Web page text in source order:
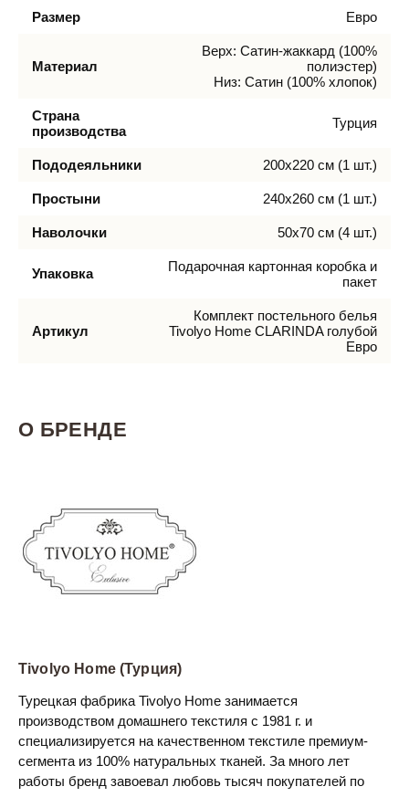
Размер Евро
Материал
Верх: Сатин-жаккард (100%
полиэстер)
Низ: Сатин (100% хлопок)
Страна
производства
Турция
Пододеяльники 200х220 см (1 шт.)
Простыни 240х260 см (1 шт.)
Наволочки 50х70 см (4 шт.)
Упаковка
Подарочная картонная коробка и
пакет
Артикул
Комплект постельного белья
Tivolyo Home CLARINDA голубой
Евро
О БРЕНДЕ
Tivolyo Home (Турция)
Турецкая фабрика Tivolyo Home занимается
производством домашнего текстиля с 1981 г. и
специализируется на качественном текстиле премиум-
сегмента из 100% натуральных тканей. За много лет
работы бренд завоевал любовь тысяч покупателей по